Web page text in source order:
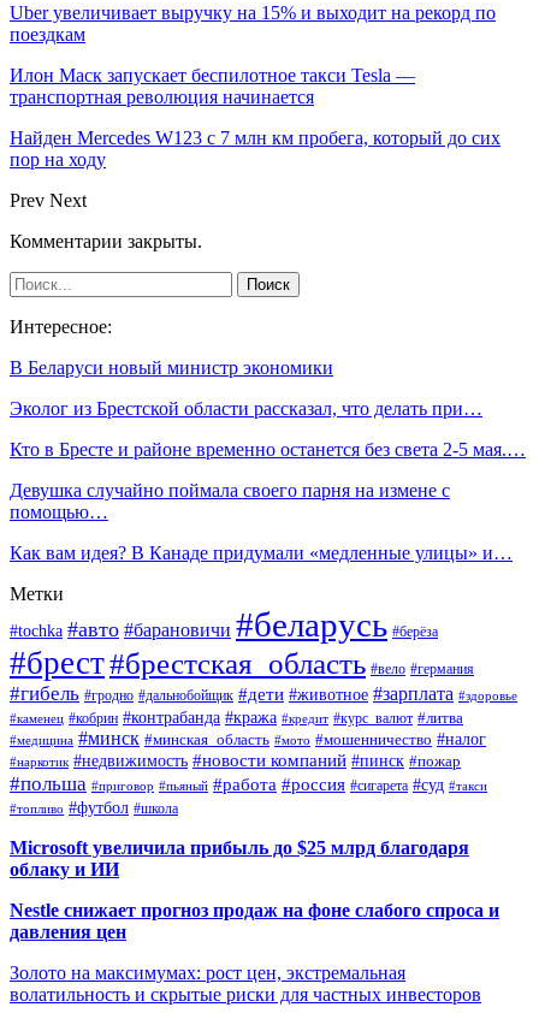
Uber увеличивает выручку на 15% и выходит на рекорд по
поездкам
Илон Маск запускает беспилотное такси Tesla —
транспортная революция начинается
Найден Mercedes W123 с 7 млн км пробега, который до сих
пор на ходу
Prev Next
Комментарии закрыты.
Интересное:
В Беларуси новый министр экономики
Эколог из Брестской области рассказал, что делать при…
Кто в Бресте и районе временно останется без света 2-5 мая.…
Девушка случайно поймала своего парня на измене с
помощью…
Как вам идея? В Канаде придумали «медленные улицы» и…
Метки
#tochka #авто #барановичи #беларусь #берёза
#брест#брестская_область #вело #германия
#гибель #гродно #дальнобойщик #дети #животное #зарплата #здоровье
#каменец #кобрин #контрабанда #кража #кредит #курс_валют #литва
#медицина #минск #минская_область #мото #мошенничество #налог
#наркотик #недвижимость #новости компаний #пинск #пожар
#польша #приговор #пьяный #работа #россия #сигарета #суд #такси
#топливо #футбол #школа
Microsoft увеличила прибыль до $25 млрд благодаря
облаку и ИИ
Nestle снижает прогноз продаж на фоне слабого спроса и
давления цен
Золото на максимумах: рост цен, экстремальная
волатильность и скрытые риски для частных инвесторов